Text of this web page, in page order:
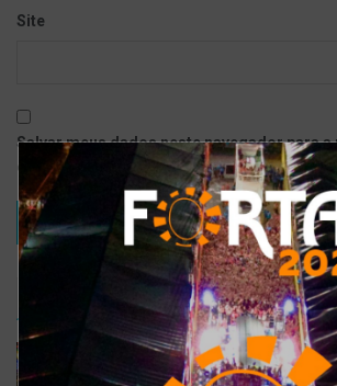
Site
Salvar meus dados neste navegador para a
comentar.
COMMENTS
Confira a programação
Maracanaú 2022